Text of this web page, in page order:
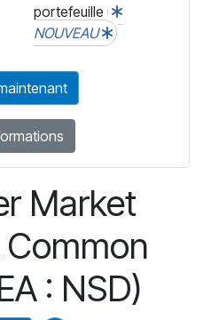
portefeuille
NOUVEAU
Market
Common
: NSD)